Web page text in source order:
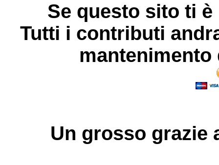
Se questo sito ti
Tutti i contributi
Un grosso grazie